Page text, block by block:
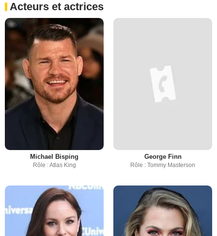
Acteurs et actrices
Michael Bisping
Rôle : Atlas King
George Finn
Rôle : Tommy Masterson